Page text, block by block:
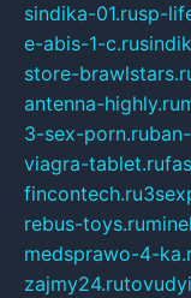
sindika-01.rusp-
e-abis-1-c.ru
store-
antenna-highly.ru
3-sex-porn.ru
viagra-tablet.ru
fincontech.ru
rebus-toys.ru
medsprawo-4-
zajmy24.ru